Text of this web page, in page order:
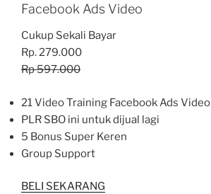
Facebook Ads Video
Cukup Sekali Bayar
Rp. 279.000
Rp 597.000
21 Video Training Facebook Ads Video
PLR SBO ini untuk dijual lagi
5 Bonus Super Keren
Group Support
BELI SEKARANG